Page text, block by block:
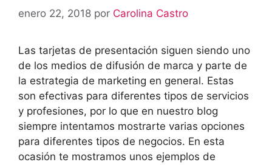
enero 22, 2018 por Carolina Castro
Las tarjetas de presentación siguen siendo uno
de los medios de difusión de marca y parte de
la estrategia de marketing en general. Estas
son efectivas para diferentes tipos de servicios
y profesiones, por lo que en nuestro blog
siempre intentamos mostrarte varias opciones
para diferentes tipos de negocios. En esta
ocasión te mostramos unos ejemplos de